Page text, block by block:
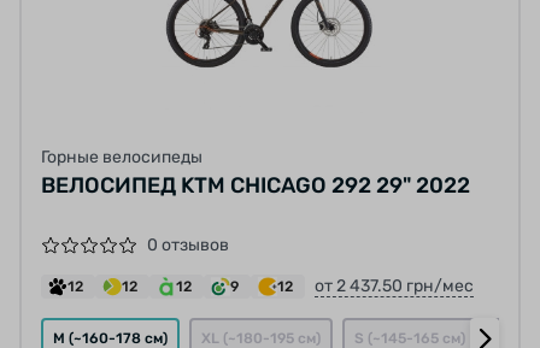
Горные велосипеды
ВЕЛОСИПЕД KTM CHICAGO 292 29" 2022
0 отзывов
12 12 12 9 12 от 2 437.50 грн/мес
M (~160-178 см) XL (~180-195 см) S (~145-165 см)